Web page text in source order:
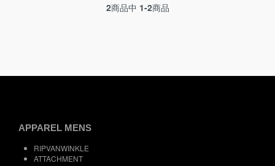
2商品中 1-2商品
APPAREL MENS
RIPVANWINKLE
ATTACHMENT